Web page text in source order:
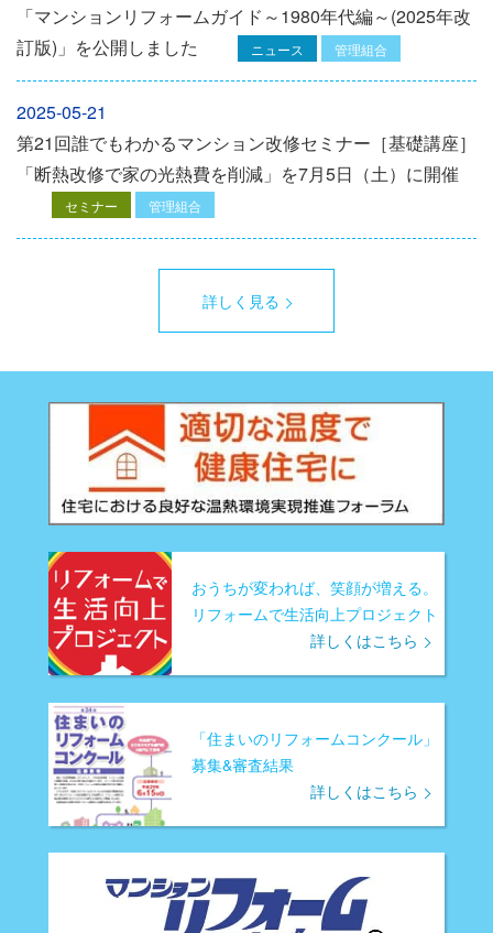
「マンションリフォームガイド～1980年代編～(2025年改
訂版)」を公開しました
ニュース 管理組合
2025-05-21
第21回誰でもわかるマンション改修セミナー［基礎講座］
「断熱改修で家の光熱費を削減」を7月5日（土）に開催
セミナー 管理組合
詳しく見る
おうちが変われば、笑顔が増える。
リフォームで生活向上プロジェクト
詳しくはこちら
「住まいのリフォームコンクール」
募集&審査結果
詳しくはこちら